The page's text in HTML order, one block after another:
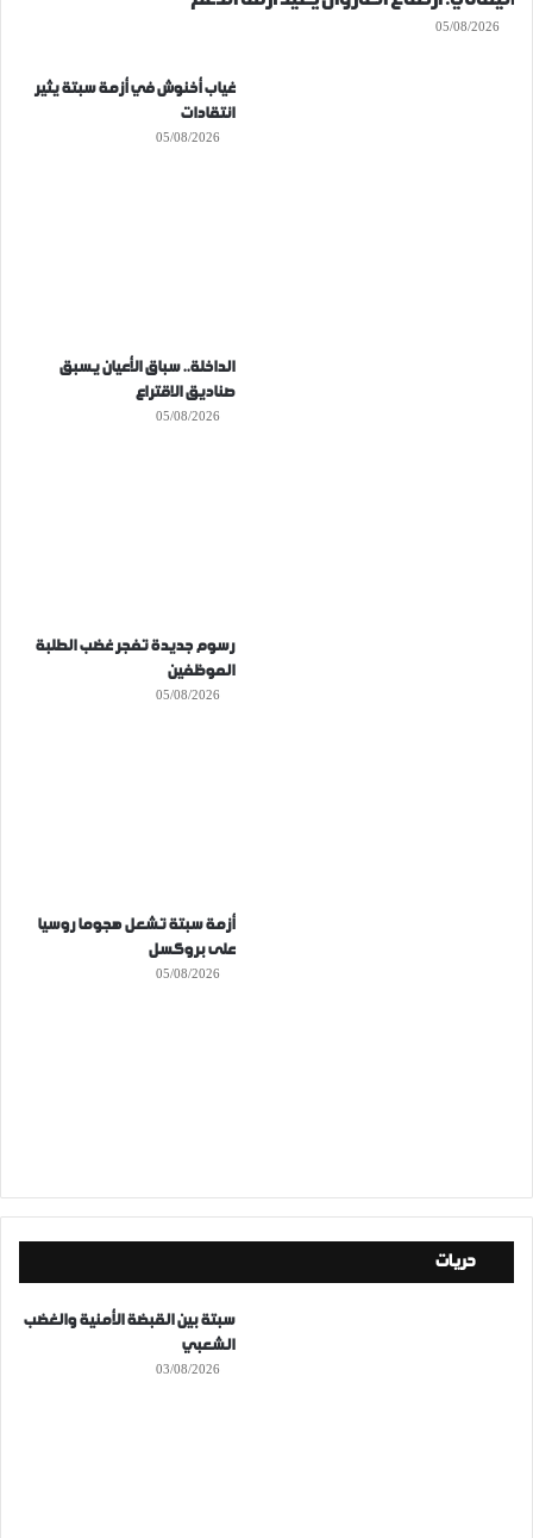
05/08/2026
غياب أخنوش في أزمة سبتة يثير
انتقادات
05/08/2026
الداخلة.. سباق الأعيان يسبق
صناديق الاقتراع
05/08/2026
رسوم جديدة تفجر غضب الطلبة
الموظفين
05/08/2026
أزمة سبتة تشعل هجوما روسيا
على بروكسل
05/08/2026
حريات
سبتة بين القبضة الأمنية والغضب
الشعبي
03/08/2026